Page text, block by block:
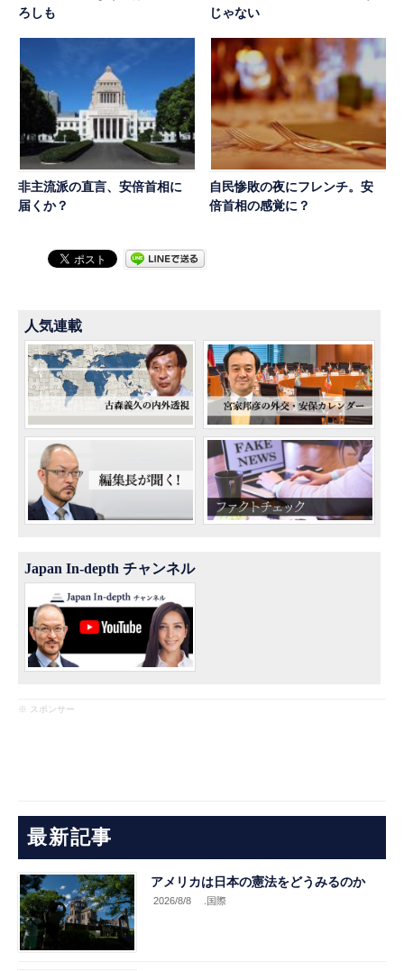
ろしも
じゃない
非主流派の直言、安倍首相に
届くか？
自民惨敗の夜にフレンチ。安
倍首相の感覚に？
人気連載
Japan In-depth チャンネル
※ スポンサー
最新記事
アメリカは日本の憲法をどうみるのか
2026/8/8 .国際